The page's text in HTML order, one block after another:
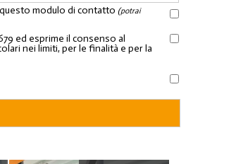
modulo di contatto (potrai
ed esprime il consenso al
nei limiti, per le finalità e per la